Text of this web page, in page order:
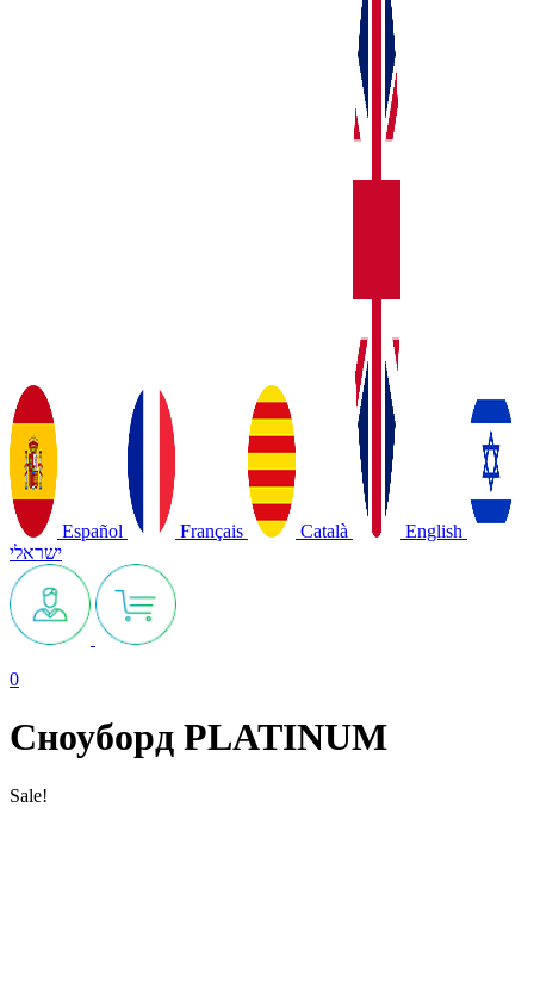
Español Français Català
English
ישראלי
0
Сноуборд PLATINUM
Sale!